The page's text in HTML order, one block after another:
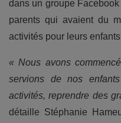
dans un groupe
parents qui avaient du
activités pour leurs
« Nous avons
servions de nos
activités, reprendre des
détaille Stéphanie